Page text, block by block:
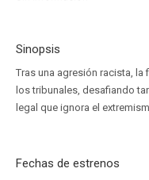
Sinopsis
Tras una agresión racista,
los tribunales, desafiando
legal que ignora el
Fechas de estrenos